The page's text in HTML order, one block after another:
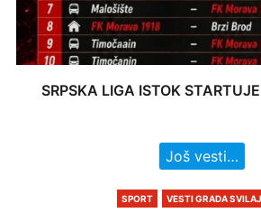
SRPSKA LIGA ISTOK
Još vesti…
SPORT VESTI GRADA